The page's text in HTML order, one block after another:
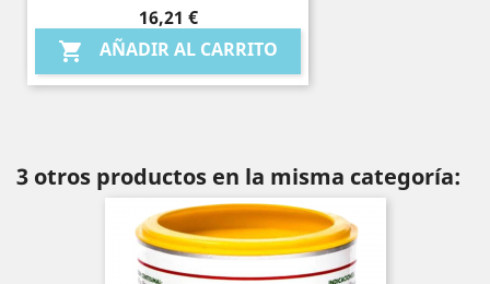
Precio
16,21 €
 AÑADIR AL CARRITO
3 otros productos en la misma categoría: